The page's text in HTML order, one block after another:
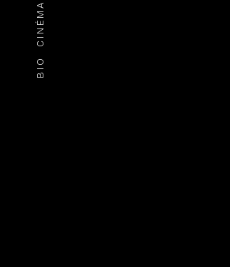
BIO
CINÉMA